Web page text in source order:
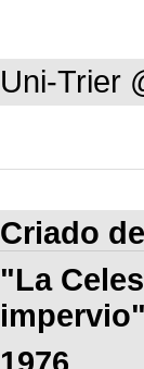
Uni-Trier
Criado
"La
impervio"